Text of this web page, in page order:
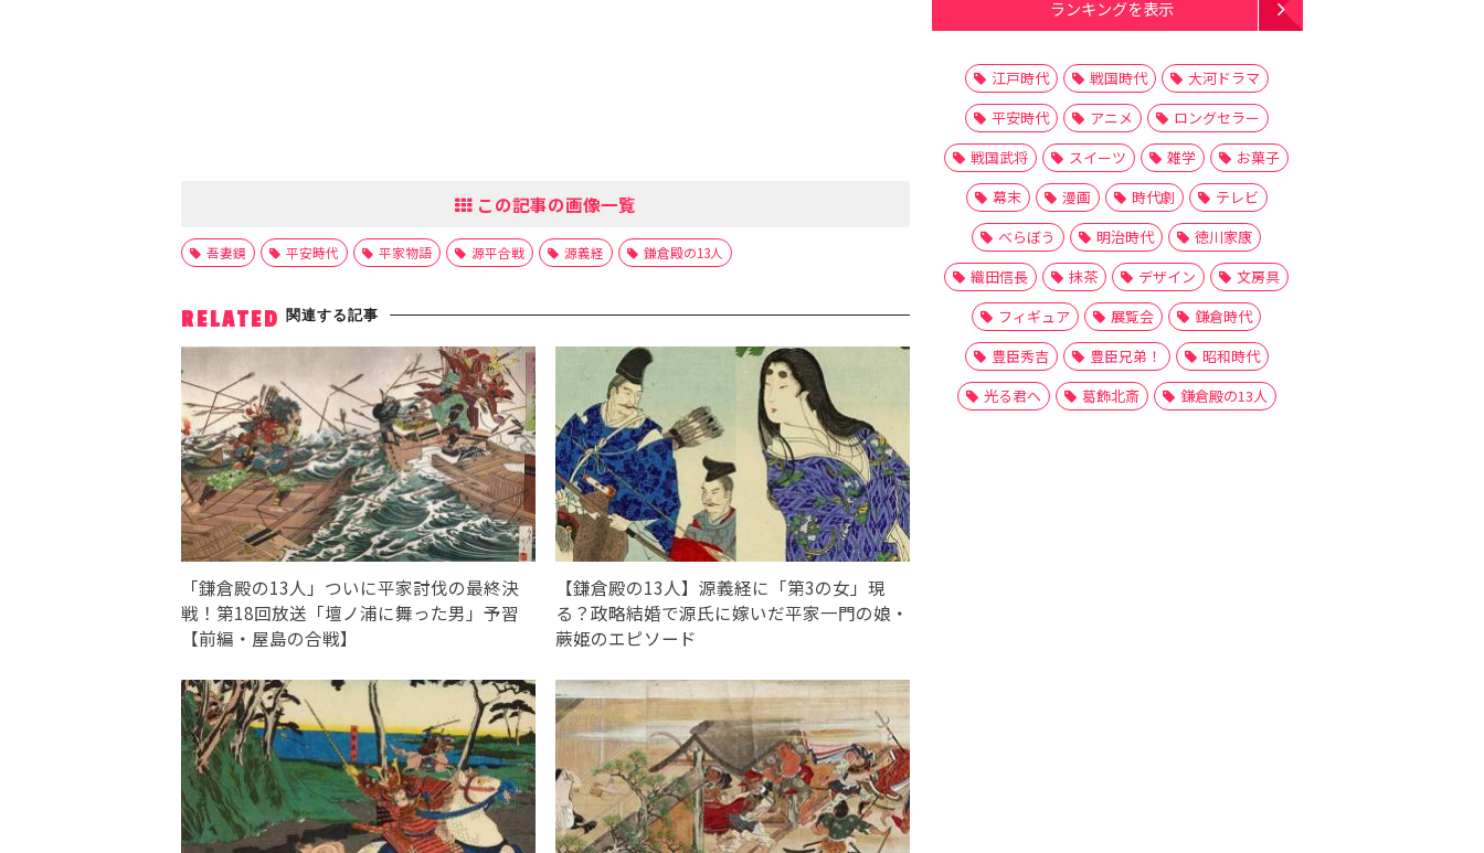
この記事の画像一覧
吾妻鏡 平安時代 平家物語 源平合戦 源義経 鎌倉殿の13人
RELATED 関連する記事
「鎌倉殿の13人」ついに平家討伐の最終決
戦！第18回放送「壇ノ浦に舞った男」予習
【前編・屋島の合戦】
【鎌倉殿の13人】源義経に「第3の女」現
る？政略結婚で源氏に嫁いだ平家一門の娘・
蕨姫のエピソード
ランキングを表示
江戸時代 戦国時代
大河ドラマ
平安時代
アニメ
ロングセラー
戦国武将
スイーツ 雑学
お菓子
幕末
漫画 時代劇
テレビ
べらぼう
明治時代
徳川家康
織田信長
抹茶 デザイン
文房具
フィギュア
展覧会
鎌倉時代
豊臣秀吉
豊臣兄弟！
昭和時代
光る君へ
葛飾北斎 鎌倉殿の13人